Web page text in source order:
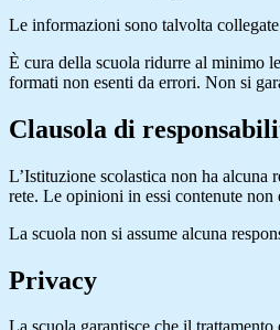
Le informazioni sono talvolta
È cura della scuola ridurre al minimo
formati non esenti da errori. Non si
Clausola di
L’Istituzione scolastica non ha
rete. Le opinioni in essi contenute non
La scuola non si assume alcuna
Privacy